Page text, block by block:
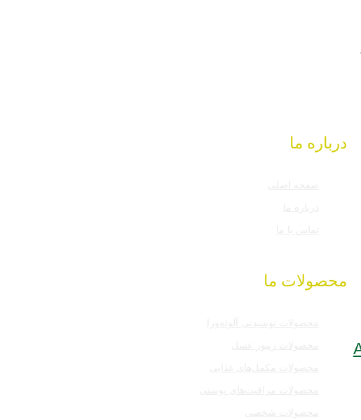
درباره ما
محصولات ما